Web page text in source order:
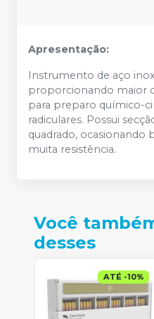
Apresentação:
Instrumento de aço
proporcionando maior
para preparo químico-
radiculares. Possui
quadrado, ocasionando
muita resistência.
Você
desses
ATÉ -10%